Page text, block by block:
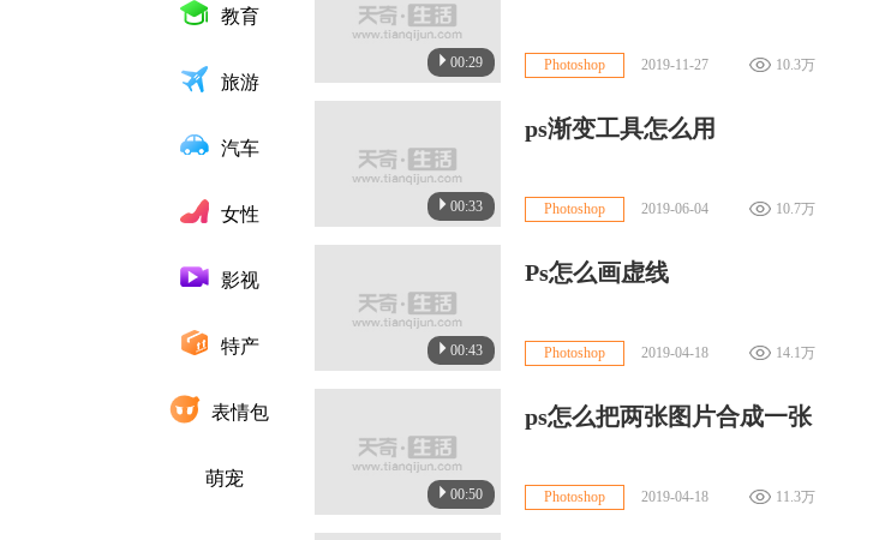
教育
旅游
汽车
女性
影视
特产
表情包
萌宠
00:29 Photoshop 2019-11-27 10.3万
00:33
ps渐变工具怎么用
Photoshop 2019-06-04 10.7万
00:43
Ps怎么画虚线
Photoshop 2019-04-18 14.1万
00:50
ps怎么把两张图片合成一张
Photoshop 2019-04-18 11.3万